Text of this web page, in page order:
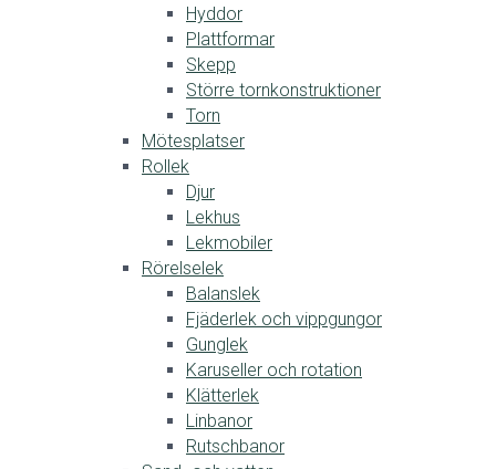
Hyddor
Plattformar
Skepp
Större tornkonstruktioner
Torn
Mötesplatser
Rollek
Djur
Lekhus
Lekmobiler
Rörelselek
Balanslek
Fjäderlek och vippgungor
Gunglek
Karuseller och rotation
Klätterlek
Linbanor
Rutschbanor